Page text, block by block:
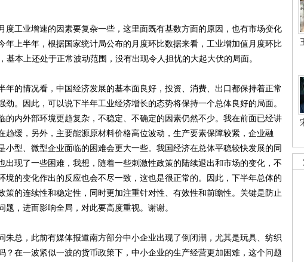
度工业增速的因素要复杂一些，这里面既有基数方面的原因，也有市场变化
年上半年，根据国家统计局公布的月度环比数据来看，工业增加值月度环比
基本上还处于正常波动范围，没有出现令人担忧的大起大伏的局面。
年的情况看，中国经济发展的基本面良好，投资、消费、出口都保持着正常
劲。因此，可以说下半年工业经济增长的态势将保持一个总体良好的局面。
的内外部环境更趋复杂，不稳定、不确定的因素仍然不少。我在前面已经讲
趋缓，另外，主要能源原材料价格高位波动，生产要素保障较紧，企业融
小型、微型企业面临的困难会更大一些。我国经济在总体平稳较快发展的同
出现了一些困难，我想，随着一些刺激性政策的陆续退出和市场的变化，不
境的变化作出的反应也会不尽一致，这也是很正常的。因此，下半年总体的
策的连续性和稳定性，同时更加注重针对性、有效性和前瞻性。关键是防止
题，进而影响全局，对此要高度重视。谢谢。
朱总，此前有媒体报道南方部分中小企业出现了倒闭潮，尤其是玩具、纺织
？在一波紧似一波的货币政策下，中小企业的生产经营更加困难，这个问题